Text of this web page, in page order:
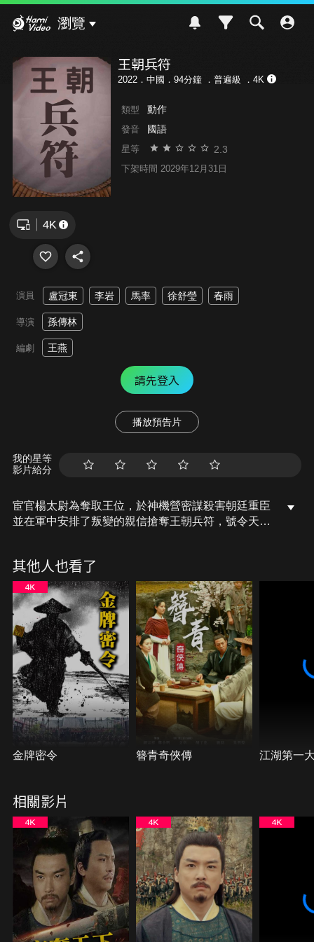
瀏覽
王朝兵符
2022．中國．94分鐘 ． 普遍級 ．4K
類型 動作
發音 國語
星等 2.3
下架時間 2029年12月31日
演員 盧冠東 李岩 馬率 徐舒瑩 春雨
導演 孫傳林
編劇 王燕
請先登入
播放預告片
我的星等
影片給分
宦官楊太尉為奪取王位，於神機營密謀殺害朝廷重臣
並在軍中安排了叛變的親信搶奪王朝兵符，號令天
中謎的大陰謀，大理寺裴大人，請求江湖第一奇才及
眾義士幫忙追查此案，殊不知這背後藏有一個更大的
陰謀正在悄悄的進行。
其他人也看了
金牌密令 簪青奇俠傳 江湖第一
相關影片